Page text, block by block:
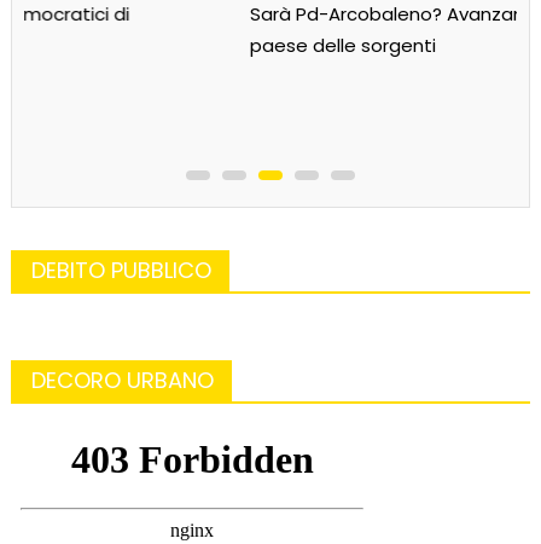
Sarà Pd-Arcobaleno? Avanzano tre liste per il
DEBITO PUBBLICO
DECORO URBANO